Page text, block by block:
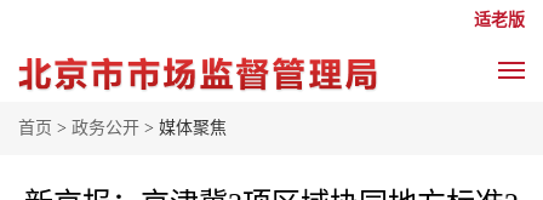
适老版
首页 > 政务公开 > 媒体聚焦